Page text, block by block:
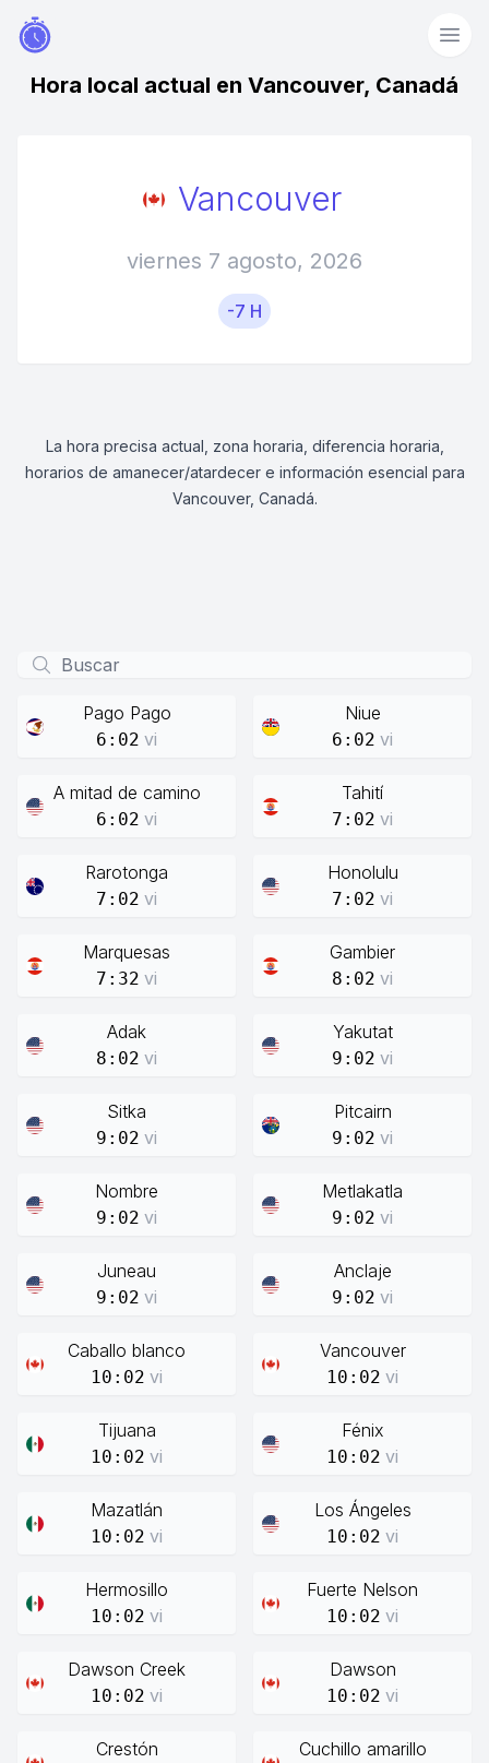
Hora local actual en Vancouver, Canadá
Vancouver
viernes 7 agosto, 2026
-7 H
La hora precisa actual, zona horaria, diferencia horaria,
horarios de amanecer/atardecer e información esencial para
Vancouver, Canadá.
Pago Pago
6:02 vi
Niue
6:02 vi
A mitad de camino
6:02 vi
Tahití
7:02 vi
Rarotonga
7:02 vi
Honolulu
7:02 vi
Marquesas
7:32 vi
Gambier
8:02 vi
Adak
8:02 vi
Yakutat
9:02 vi
Sitka
9:02 vi
Pitcairn
9:02 vi
Nombre
9:02 vi
Metlakatla
9:02 vi
Juneau
9:02 vi
Anclaje
9:02 vi
Caballo blanco
10:02 vi
Vancouver
10:02 vi
Tijuana
10:02 vi
Fénix
10:02 vi
Mazatlán
10:02 vi
Los Ángeles
10:02 vi
Hermosillo
10:02 vi
Fuerte Nelson
10:02 vi
Dawson Creek
10:02 vi
Dawson
10:02 vi
Crestón Cuchillo amarillo